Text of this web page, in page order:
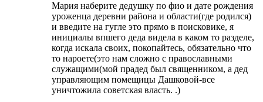
Мария наберите дедушку по фио и дате рождения
уроженца деревни района и области(где родился)
и введите на гугле это прямо в поисковике, я
инициалы впшего деда видела в каком то разделе,
когда искала своих, покопайтесь, обязательно что
то нароете(это нам сложно с православными
служащими(мой прадед был священником, а дед
управляющим помещицы Дашковой-все
уничтожила советская власть. .)